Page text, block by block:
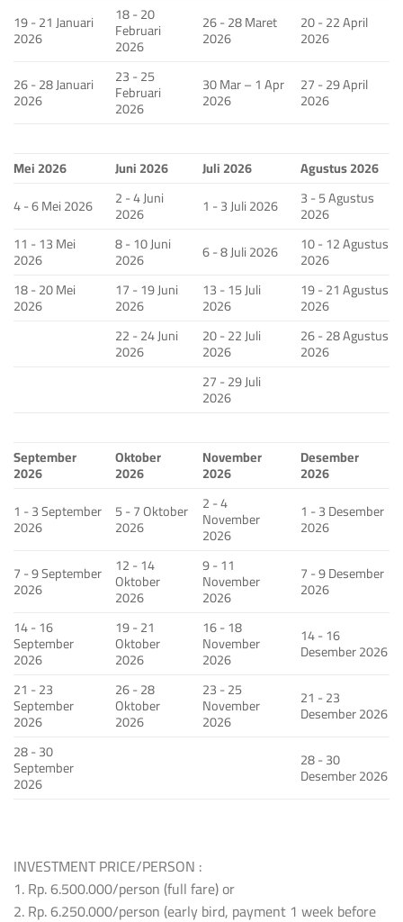
19 - 21 Januari
2026
18 - 20
Februari
2026
26 - 28 Maret
2026
20 - 22 April
2026
26 - 28 Januari
2026
23 - 25
Februari
2026
30 Mar – 1 Apr
2026
27 - 29 April
2026
Mei 2026 Juni 2026 Juli 2026
Agustus 2026
4 - 6 Mei 2026
2 - 4 Juni
2026 1 - 3 Juli 2026 3 - 5 Agustus
2026
11 - 13 Mei
2026
8 - 10 Juni
2026 6 - 8 Juli 2026 10 - 12 Agustus
2026
18 - 20 Mei
2026
17 - 19 Juni
2026
13 - 15 Juli
2026
19 - 21 Agustus
2026
22 - 24 Juni
2026
20 - 22 Juli
2026
26 - 28 Agustus
2026
27 - 29 Juli
2026
September
2026
Oktober
2026
November
2026
Desember
2026
1 - 3 September
2026
5 - 7 Oktober
2026
2 - 4
November
2026
1 - 3 Desember
2026
7 - 9 September
2026
12 - 14
Oktober
2026
9 - 11
November
2026
7 - 9 Desember
2026
14 - 16
September
2026
19 - 21
Oktober
2026
16 - 18
November
2026
14 - 16
Desember 2026
21 - 23
September
2026
26 - 28
Oktober
2026
23 - 25
November
2026
21 - 23
Desember 2026
28 - 30
September
2026
28 - 30
Desember 2026
INVESTMENT PRICE/PERSON :
1. Rp. 6.500.000/person (full fare) or
2. Rp. 6.250.000/person (early bird, payment 1 week before